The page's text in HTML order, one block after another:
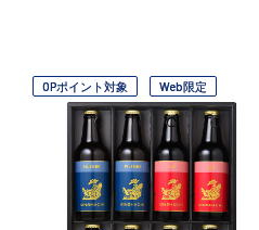
OPポイント対象 Web限定